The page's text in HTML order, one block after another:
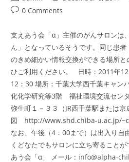
author:
published:
Post0 Comments
支えあう会「α」主催のがんサロンは
ん」となっているそうです。同じ患
のきめ細かい情報交換ができる場所
ひご利用ください。 日時：2011年
12：30 場所：千葉大学西千葉キ
化化学研究等3階 福祉環境交流
弥生町１－３３（JR西千葉駅また
図 http://www.shd.chiba-u.ac.jp/
なお、午後（4：00まで）は出入り自
くどなたでもサロンに立ち寄ること
あう会「α」 メール： info@alpha-